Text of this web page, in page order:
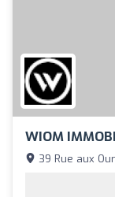
WIOM
39 Rue aux